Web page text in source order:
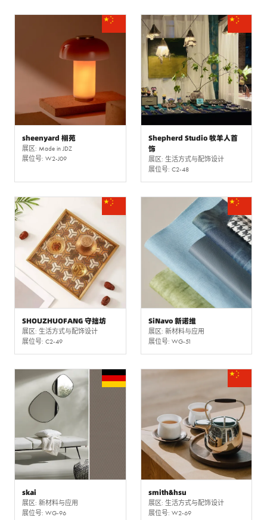
sheenyard 栩苑
展区: Made in JDZ
展位号: W2-J09
Shepherd Studio 牧羊人首
饰
展区: 生活方式与配饰设计
展位号: C2-48
SHOUZHUOFANG 守拙坊
展区: 生活方式与配饰设计
展位号: C2-49
SiNavo 新诺维
展区: 新材料与应用
展位号: WG-51
skai
展区: 新材料与应用
展位号: WG-96
smith&hsu
展区: 生活方式与配饰设计
展位号: W2-69